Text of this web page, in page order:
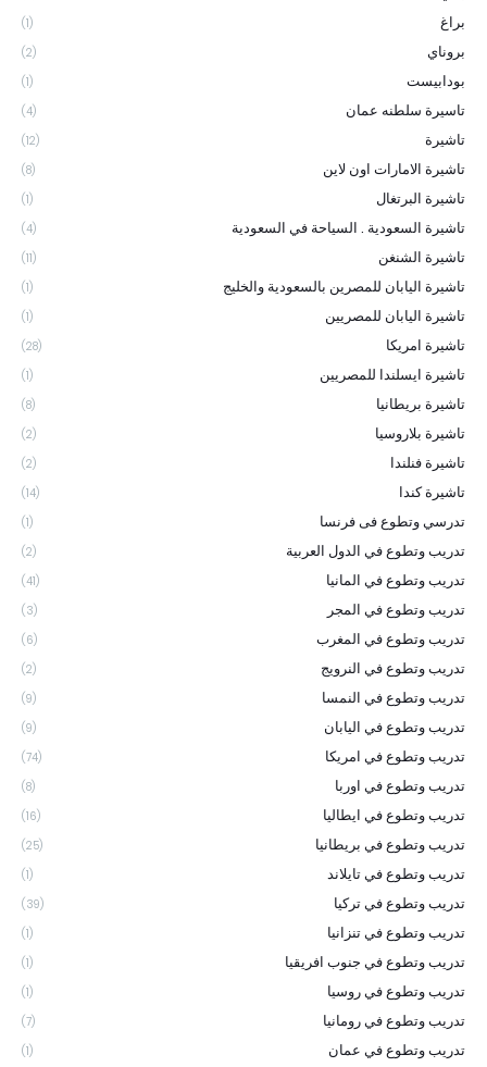
براغ (1)
بروناي (2)
بودابيست (1)
تاسيرة سلطنه عمان (4)
تاشيرة (12)
تاشيرة الامارات اون لاين (8)
تاشيرة البرتغال (1)
تاشيرة السعودية . السياحة في السعودية (4)
تاشيرة الشنغن (11)
تاشيرة اليابان للمصرين بالسعودية والخليج (1)
تاشيرة اليابان للمصريين (1)
تاشيرة امريكا (28)
تاشيرة ايسلندا للمصريين (1)
تاشيرة بريطانيا (8)
تاشيرة بلاروسيا (2)
تاشيرة فنلندا (2)
تاشيرة كندا (14)
تدرسي وتطوع فى فرنسا (1)
تدريب وتطوع في الدول العربية (2)
تدريب وتطوع في المانيا (41)
تدريب وتطوع في المجر (3)
تدريب وتطوع في المغرب (6)
تدريب وتطوع في النرويج (2)
تدريب وتطوع في النمسا (9)
تدريب وتطوع في اليابان (9)
تدريب وتطوع في امريكا (74)
تدريب وتطوع في اوربا (8)
تدريب وتطوع في ايطاليا (16)
تدريب وتطوع في بريطانيا (25)
تدريب وتطوع في تايلاند (1)
تدريب وتطوع في تركيا (39)
تدريب وتطوع في تنزانيا (1)
تدريب وتطوع في جنوب افريقيا (1)
تدريب وتطوع في روسيا (1)
تدريب وتطوع في رومانيا (7)
تدريب وتطوع في عمان (1)